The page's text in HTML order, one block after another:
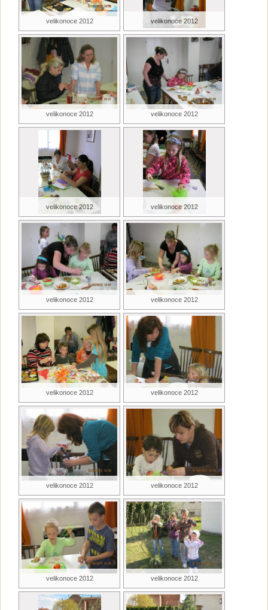
velikonoce 2012 velikonoce 2012
velikonoce 2012 velikonoce 2012
velikonoce 2012 velikonoce 2012
velikonoce 2012 velikonoce 2012
velikonoce 2012 velikonoce 2012
velikonoce 2012 velikonoce 2012
velikonoce 2012 velikonoce 2012